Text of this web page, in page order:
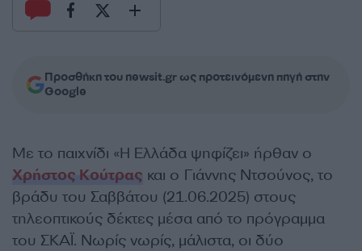
Προσθήκη του newsit.gr ως προτεινόμενη πηγή στην
Google
Με το παιχνίδι «Η Ελλάδα ψηφίζει» ήρθαν ο
Χρήστος Κούτρας και ο Γιάννης Ντσούνος, το
βράδυ του Σαββάτου (21.06.2025) στους
τηλεοπτικούς δέκτες μέσα από το πρόγραμμα
του ΣΚΑΪ. Νωρίς νωρίς, μάλιστα, οι δύο